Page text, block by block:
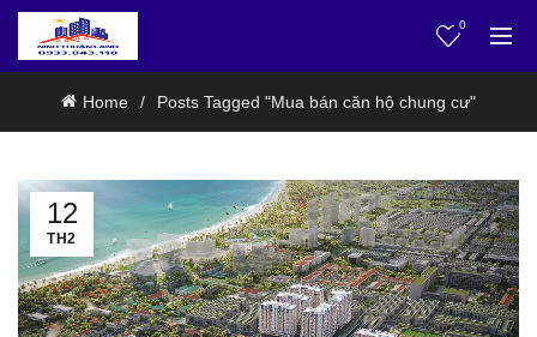
0
Home Posts Tagged "Mua bán căn hộ chung cư"
12
TH2